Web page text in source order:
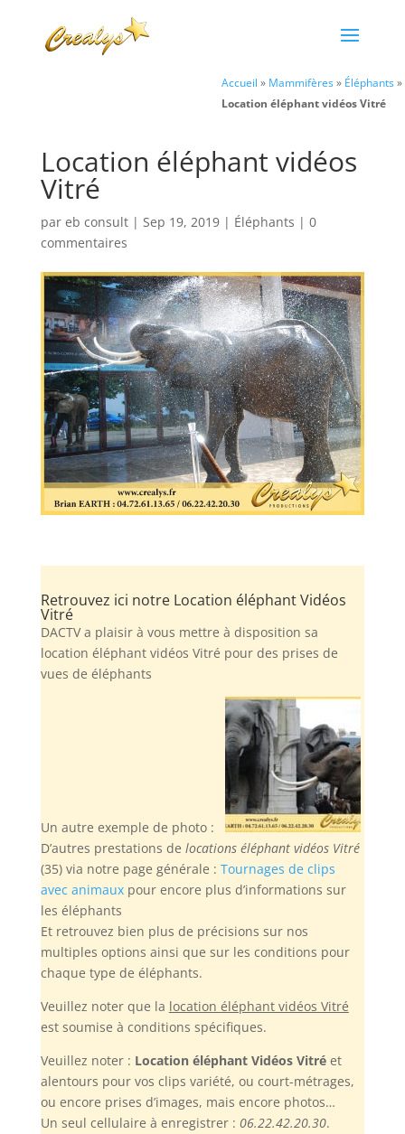
Accueil » Mammifères» Éléphants»
Location éléphant vidéos Vitré
Location éléphant vidéos
Vitré
par eb consult| Sep 19, 2019| Éléphants | 0
commentaires
Retrouvez ici notre Location éléphant Vidéos
Vitré
DACTV a plaisir à vous mettre à disposition sa
location éléphant vidéos Vitré pour des prises de
vues de éléphants
Un autre exemple de photo :
D’autres prestations de locations éléphant vidéos Vitré
(35) via notre page générale : Tournages de clips
avec animauxpour encore plus d’informations sur
les éléphants
Et retrouvez bien plus de précisions sur nos
multiples options ainsi que sur les conditions pour
chaque type de éléphants.
Veuillez noterque la location éléphant vidéos Vitré
est soumise à conditions spécifiques.
Veuillez noter : Location éléphant Vidéos Vitréet
alentours pour vos clips variété, ou court-métrages,
ou encore prises d’images, mais encore photos…
Un seul cellulaire à enregistrer : 06.22.42.20.30.